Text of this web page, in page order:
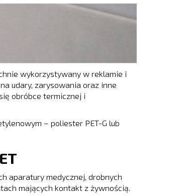
wykorzystywany w reklamie i
udary, zarysowania oraz inne
obróbce termicznej i
– poliester PET-G lub
aparatury medycznej, drobnych
mających kontakt z żywnością.